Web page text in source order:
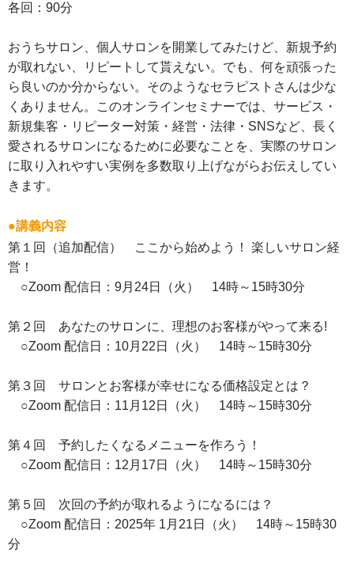
各回：90分
おうちサロン、個人サロンを開業してみたけど、新規予約
が取れない、リピートして貰えない。でも、何を頑張った
ら良いのか分からない。そのようなセラピストさんは少な
くありません。このオンラインセミナーでは、サービス・
新規集客・リピーター対策・経営・法律・SNSなど、長く
愛されるサロンになるために必要なことを、実際のサロン
に取り入れやすい実例を多数取り上げながらお伝えしてい
きます。
●講義内容
第１回（追加配信） ここから始めよう！ 楽しいサロン経
営！
○Zoom 配信日：9月24日（火） 14時～15時30分
第２回 あなたのサロンに、理想のお客様がやって来る!
○Zoom 配信日：10月22日（火） 14時～15時30分
第３回 サロンとお客様が幸せになる価格設定とは？
○Zoom 配信日：11月12日（火） 14時～15時30分
第４回 予約したくなるメニューを作ろう！
○Zoom 配信日：12月17日（火） 14時～15時30分
第５回 次回の予約が取れるようになるには？
○Zoom 配信日：2025年 1月21日（火） 14時～15時30
分